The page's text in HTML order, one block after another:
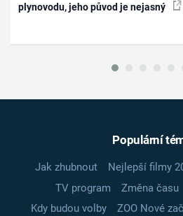
plynovodu, jeho původ je nejasný
Populární
Jak zhubnout Nejlepší filmy
TV program
Změna času
Kdy budou volby
ZOO Nové